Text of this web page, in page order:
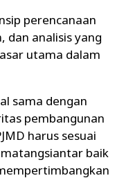
perencanaan
dan analisis yang
utama dalam
sama dengan
pembangunan
harus sesuai
baik